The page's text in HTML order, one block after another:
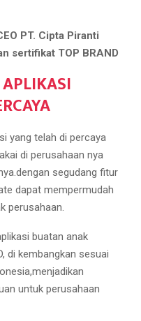
PT. Cipta Piranti
sertifikat TOP BRAND
yang telah di percaya
di perusahaan nya
segudang fitur
dapat mempermudah
perusahaan.
buatan anak
di kembangkan sesuai
untuk perusahaan